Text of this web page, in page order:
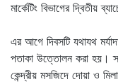
মার্কেটিং বিভাগের দ্বিতীয়
এর আগে দিবসটি যথাযথ
পতাকা উত্তোলন করা হয়।
কেন্দ্রীয় মসজিদে দোয়া ও